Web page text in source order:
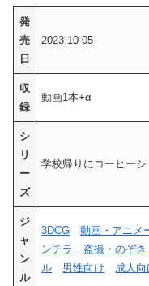
発
売
日
2023-10-05
収
録
動画1本+α
シ
リ
ー
ズ
学校帰りにコーヒー
ジ
ャ
ン
ル
3DCG 動画・アニメ
ンチラ
盗撮・のぞき
ル
男性向け 成人向